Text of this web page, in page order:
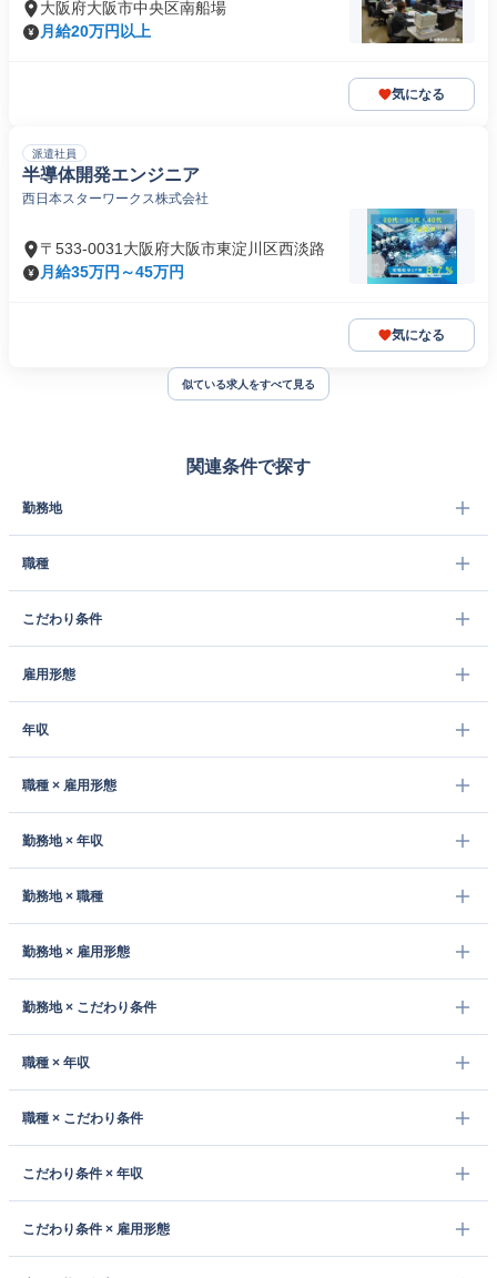
大阪府大阪市中央区南船場
月給20万円以上
気になる
派遣社員
半導体開発エンジニア
西日本スターワークス株式会社
〒533-0031大阪府大阪市東淀川区西淡路
月給35万円～45万円
気になる
似ている求人をすべて見る
関連条件で探す
勤務地
職種
こだわり条件
雇用形態
年収
職種 × 雇用形態
勤務地 × 年収
勤務地 × 職種
勤務地 × 雇用形態
勤務地 × こだわり条件
職種 × 年収
職種 × こだわり条件
こだわり条件 × 年収
こだわり条件 × 雇用形態